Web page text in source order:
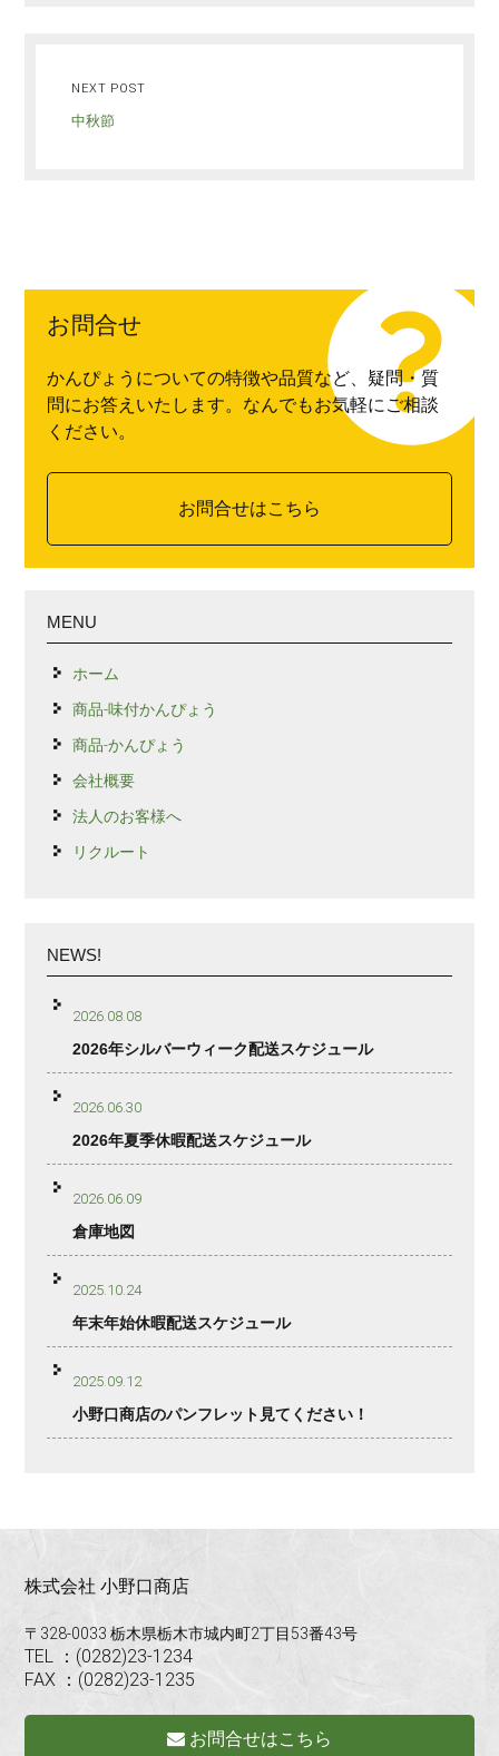
NEXT POST
中秋節
お問合せ
かんぴょうについての特徴や品質など、疑問・質
問にお答えいたします。なんでもお気軽にご相談
ください。
お問合せはこちら
MENU
ホーム
商品-味付かんぴょう
商品-かんぴょう
会社概要
法人のお客様へ
リクルート
NEWS!
2026.08.08
2026年シルバーウィーク配送スケジュール
2026.06.30
2026年夏季休暇配送スケジュール
2026.06.09
倉庫地図
2025.10.24
年末年始休暇配送スケジュール
2025.09.12
小野口商店のパンフレット見てください！
株式会社 小野口商店
〒328-0033 栃木県栃木市城内町2丁目53番43号
TEL ：(0282)23-1234
FAX ：(0282)23-1235
お問合せはこちら